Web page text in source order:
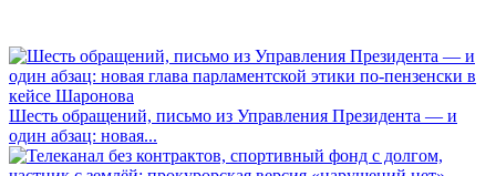
Шесть обращений, письмо из Управления Президента — и
один абзац: новая...